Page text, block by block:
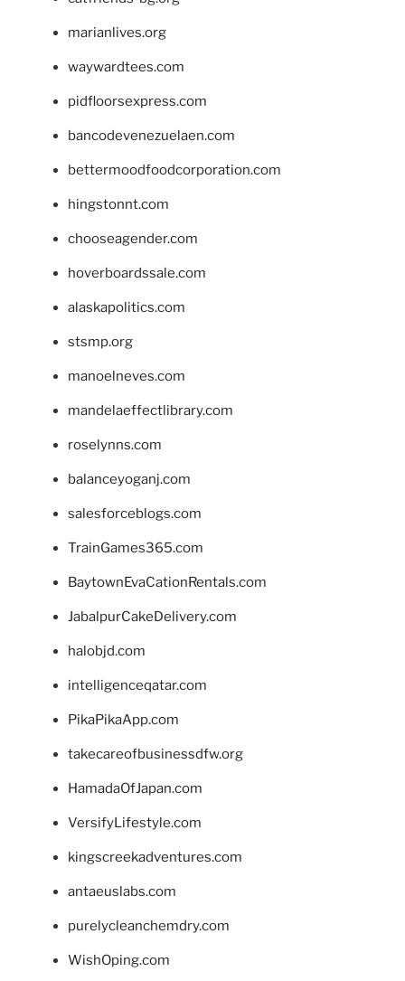
marianlives.org
waywardtees.com
pidfloorsexpress.com
bancodevenezuelaen.com
bettermoodfoodcorporation.com
hingstonnt.com
chooseagender.com
hoverboardssale.com
alaskapolitics.com
stsmp.org
manoelneves.com
mandelaeffectlibrary.com
roselynns.com
balanceyoganj.com
salesforceblogs.com
TrainGames365.com
BaytownEvaCationRentals.com
JabalpurCakeDelivery.com
halobjd.com
intelligenceqatar.com
PikaPikaApp.com
takecareofbusinessdfw.org
HamadaOfJapan.com
VersifyLifestyle.com
kingscreekadventures.com
antaeuslabs.com
purelycleanchemdry.com
WishOping.com